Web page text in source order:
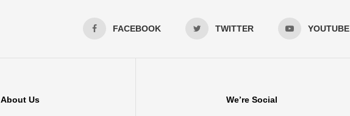
FACEBOOK TWITTER YOUTUBE
About Us We’re Social